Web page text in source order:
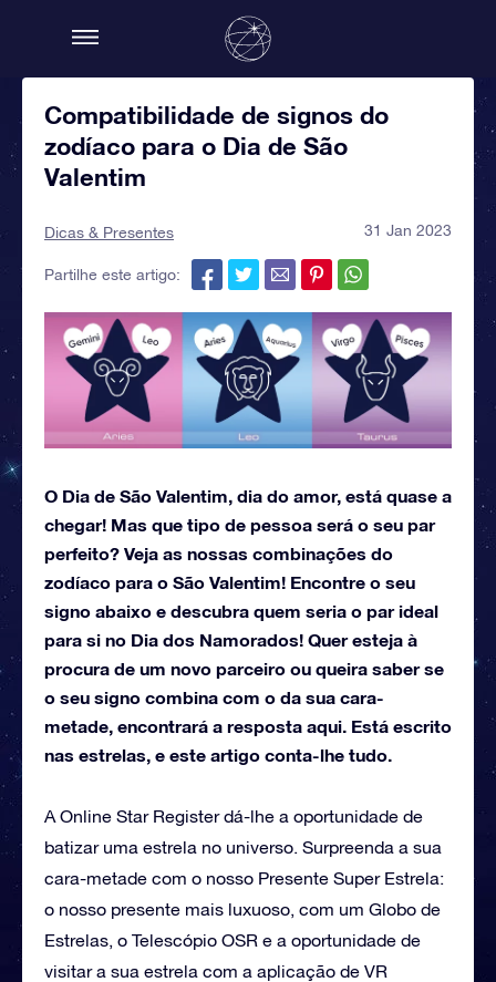
Compatibilidade de signos do
zodíaco para o Dia de São
Valentim
Dicas & Presentes 31 Jan 2023
Partilhe este artigo:
O Dia de São Valentim, dia do amor, está quase a
chegar! Mas que tipo de pessoa será o seu par
perfeito? Veja as nossas combinações do
zodíaco para o São Valentim! Encontre o seu
signo abaixo e descubra quem seria o par ideal
para si no Dia dos Namorados! Quer esteja à
procura de um novo parceiro ou queira saber se
o seu signo combina com o da sua cara-
metade, encontrará a resposta aqui. Está escrito
nas estrelas, e este artigo conta-lhe tudo.
A Online Star Register dá-lhe a oportunidade de
batizar uma estrela no universo. Surpreenda a sua
cara-metade com o nosso Presente Super Estrela:
o nosso presente mais luxuoso, com um Globo de
Estrelas, o Telescópio OSR e a oportunidade de
visitar a sua estrela com a aplicação de VR